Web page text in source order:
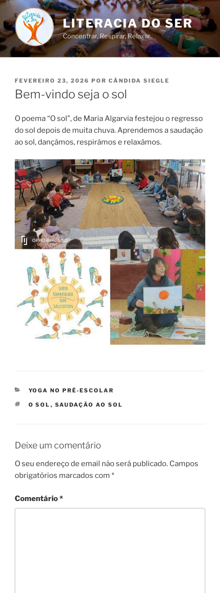
Saltar
para
o
conteúdo
LITERACIA DO SER
Concentrar, Respirar, Relaxar
PUBLICADO
EM
FEVEREIRO 23, 2026 POR CÂNDIDA SIEGLE
Bem-vindo seja o sol
O poema “O sol”, de Maria Algarvia festejou o regresso
do sol depois de muita chuva. Aprendemos a saudação
ao sol, dançámos, respirámos e relaxámos.
CATEGORIAS
YOGA NO PRÉ-ESCOLAR
ETIQUETAS
O SOL , SAUDAÇÃO AO SOL
Deixe um comentário
O seu endereço de email não será publicado. Campos
obrigatórios marcados com *
Comentário*